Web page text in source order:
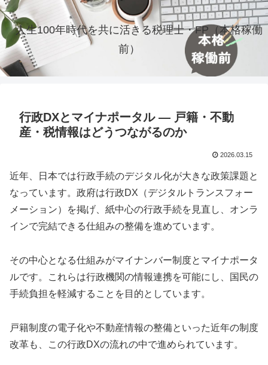
人生100年時代を共に活きる税理士・FP（本格稼働
前）
行政DXとマイナポータル ― 戸籍・不動
産・税情報はどうつながるのか
2026.03.15
近年、日本では行政手続のデジタル化が大きな政策課題と
なっています。政府は行政DX（デジタルトランスフォー
メーション）を掲げ、紙中心の行政手続を見直し、オンラ
インで完結できる仕組みの整備を進めています。
その中心となる仕組みがマイナンバー制度とマイナポータ
ルです。これらは行政機関の情報連携を可能にし、国民の
手続負担を軽減することを目的としています。
戸籍制度の電子化や不動産情報の整備といった近年の制度
改革も、この行政DXの流れの中で進められています。